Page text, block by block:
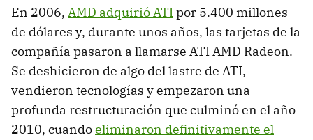
En 2006, AMD adquirió ATIpor 5.400 millones
de dólares y, durante unos años, las tarjetas de la
compañía pasaron a llamarse ATI AMD Radeon.
Se deshicieron de algo del lastre de ATI,
vendieron tecnologías y empezaron una
profunda restructuración que culminó en el año
2010, cuandoeliminaron definitivamente el